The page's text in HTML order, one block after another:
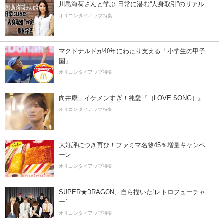
川島海荷さんと学ぶ 日常に潜む“人身取引”のリアル
オリコンタイアップ特集
マクドナルドが40年にわたり支える「小学生の甲子
園」
オリコンタイアップ特集
向井康二イケメンすぎ！純愛『（LOVE SONG）』
オリコンタイアップ特集
大好評につき再び！ファミマ名物45％増量キャンペ
ーン
オリコンタイアップ特集
SUPER★DRAGON、自ら描いた”レトロフューチャ
ー”
オリコンタイアップ特集